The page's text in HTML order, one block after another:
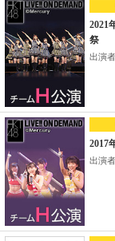
2021
祭
出演
2017
出演